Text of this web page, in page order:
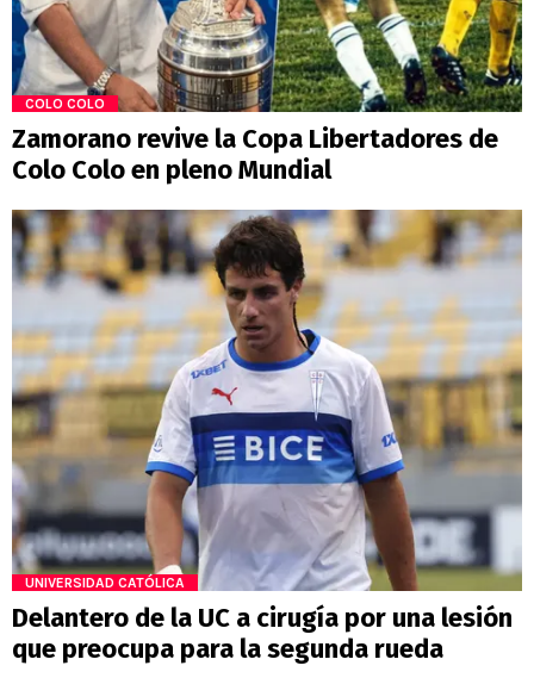
COLO COLO
Zamorano revive la Copa Libertadores de
Colo Colo en pleno Mundial
UNIVERSIDAD CATÓLICA
Delantero de la UC a cirugía por una lesión
que preocupa para la segunda rueda